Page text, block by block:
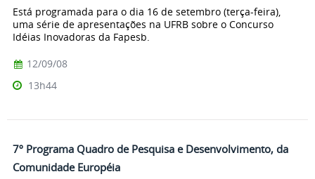
Está programada para o dia 16 de setembro (terça-feira),
uma série de apresentações na UFRB sobre o Concurso
Idéias Inovadoras da Fapesb.
12/09/08
13h44
7º Programa Quadro de Pesquisa e Desenvolvimento, da
Comunidade Européia